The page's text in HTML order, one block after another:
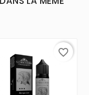
favorite_border